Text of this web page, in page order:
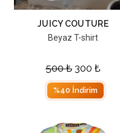
JUICY COUTURE
Beyaz T-shirt
500₺ 300 ₺
%40 İndirim